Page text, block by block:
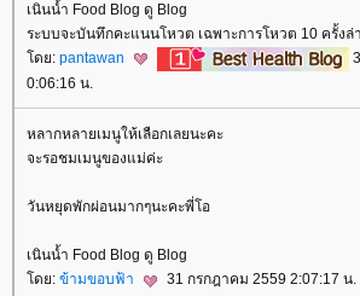
เนินน้ำ Food Blog ดู Blog
ระบบจะบันทึกคะแนนโหวต เฉพาะการโหวต 10 ครั้ง
ดย: pantawan
0:06:16 น.
หลากหลายเมนูให้เลือกเลยนะคะ
จะรอชมเมนูของแม่ค่ะ
วันหยุดพักผ่อนมากๆนะคะพี่โอ
เนินน้ำ Food Blog ดู Blog
ดย: ข้ามขอบฟ้า 31 กรกฎาคม 2559 2:07:17 น.